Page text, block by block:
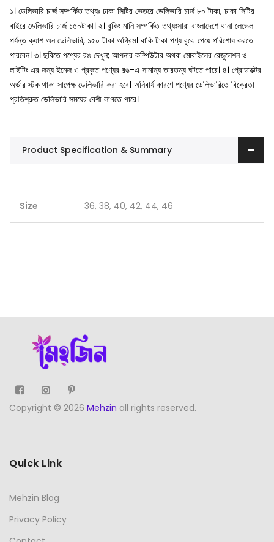
১। ডেলিভারি চার্জ সম্পর্কিত তথ্যঃ ঢাকা সিটির ভেতরে ডেলিভারি চার্জ ৮০ টাকা, ঢাকা সিটির
বাইরে ডেলিভারি চার্জ ১৫০টাকা। ২। বুকিং মানি সম্পর্কিত তথ্যঃসারা বাংলাদেশে থানা লেভেল
পর্যন্ত ক্যাশ অন ডেলিভারি, ১৫০ টাকা অগ্রিম। বাকি টাকা পণ্য বুঝে পেয়ে পরিশোধ করতে
পারবেন। ৩। ছবিতে পণ্যের রঙ দেখুন; আপনার কম্পিউটার অথবা মোবাইলের রেজুলেশন ও
লাইটিং এর জন্য ইমেজ ও প্রকৃত পণ্যের রঙ-এ সামান্য তারতম্য ঘটতে পারে। ৪। প্রোডাক্টের
অর্ডার স্টক থাকা সাপেক্ষ ডেলিভারি করা হবে। অনিবার্য কারণে পণ্যের ডেলিভারিতে বিক্রেতা
প্রতিশ্রুত ডেলিভারি সময়ের বেশী লাগতে পারে।
Product Specification & Summary
Size 36, 38, 40, 42, 44, 46
Copyright © 2026 Mehzin all rights reserved.
Quick Link
Mehzin Blog
Privacy Policy